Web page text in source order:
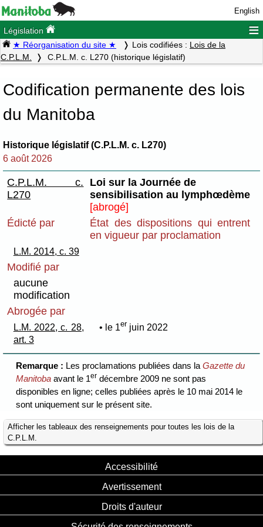
English
Législation ≡
★ Réorganisation du site ★ Lois codifiées : Lois de la
C.P.L.M.
C.P.L.M. c. L270 (historique législatif)
Codification permanente des lois
du Manitoba
Historique législatif (C.P.L.M. c. L270)
6 août 2026
C.P.L.M. c.
L270
Loi sur la Journée de
sensibilisation au lymphœdème
[abrogé]
Édicté par
État des dispositions qui entrent
en vigueur par proclamation
L.M. 2014, c. 39
Modifié par
aucune
modification
Abrogée par
L.M. 2022, c. 28,
art. 3
• le 1er juin 2022
Remarque : Les proclamations publiées dans laGazette du
Manitoba avant le 1er décembre 2009 ne sont pas
disponibles en ligne; celles publiées après le 10 mai 2014 le
sont uniquement sur le présent site.
Afficher les tableaux des renseignements pour toutes les lois de la
C.P.L.M.
Accessibilité
Avertissement
Droits d'auteur